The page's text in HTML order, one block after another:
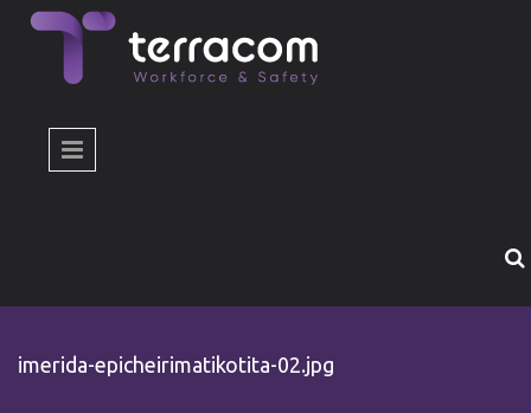
Παράκαμψη προς το κυρίως περιεχόμενο
imerida-epicheirimatikotita-02.jpg